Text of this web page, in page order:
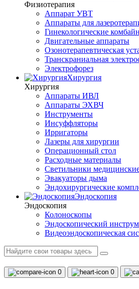
Физиотерапия
Аппарат УВТ
Аппараты для
Гинекологические
Двигательные аппараты
Озонотерапевтическая
Транскраниальная
Электрофорез
Хирургия
Хирургия
Аппараты ИВЛ
Аппараты ЭХВЧ
Инструменты
Инсуффляторы
Ирригаторы
Лазеры для хирургии
Операционный стол
Расходные материалы
Светильники
Эвакуаторы дыма
Эндохирургические
Эндоскопия
Эндоскопия
Колоноскопы
Эндоскопический
Видеоэндоскопическая
0 0